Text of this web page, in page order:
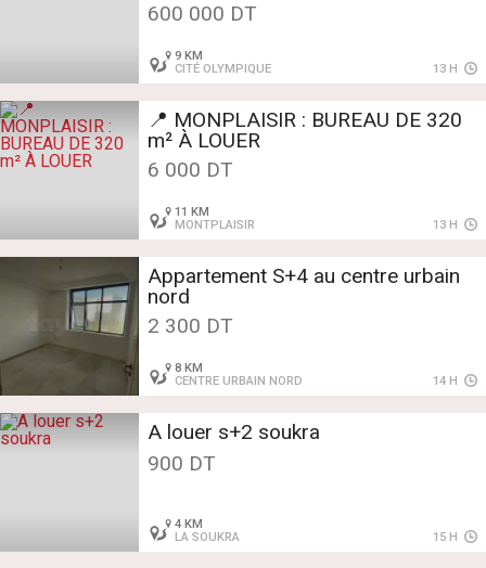
600 000 DT
9 KM
CITÉ OLYMPIQUE
13 H
📍 MONPLAISIR : BUREAU DE 320
m² À LOUER
6 000 DT
11 KM
MONTPLAISIR
13 H
Appartement S+4 au centre urbain
nord
2 300 DT
8 KM
CENTRE URBAIN NORD
14 H
A louer s+2 soukra
900 DT
4 KM
LA SOUKRA
15 H